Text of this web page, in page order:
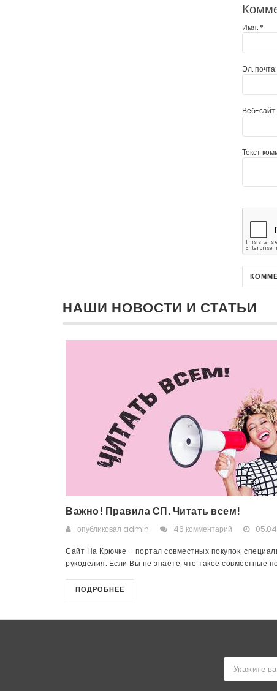
Имя:*
Эл. почта:
Веб-сайт:
Текст
НАШИ НОВОСТИ И СТАТЬИ
Важно! Правила СП. Читать всем!
опубликовал admin 46 комментарий
Сайт На Крючке – портал совместных покупок,
рукоделия. Если Вы не знаете, что такое совместные
ПОДРОБНЕЕ